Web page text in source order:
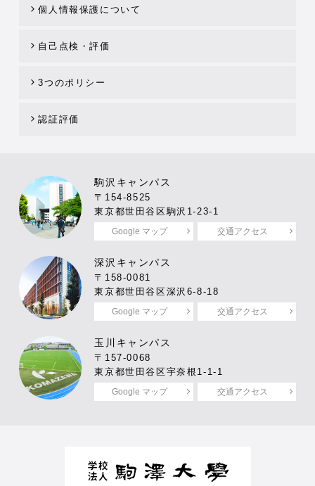
個人情報保護について
自己点検・評価
3つのポリシー
認証評価
駒沢キャンパス
〒154-8525
東京都世田谷区駒沢1-23-1
Google マップ 交通アクセス
深沢キャンパス
〒158-0081
東京都世田谷区深沢6-8-18
Google マップ 交通アクセス
玉川キャンパス
〒157-0068
東京都世田谷区宇奈根1-1-1
Google マップ 交通アクセス